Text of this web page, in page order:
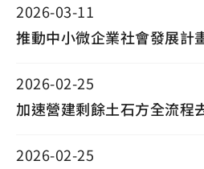
2026-03-11
推動中小微企業社會發展計
2026-02-25
加速營建剩餘土石方全流程
2026-02-25